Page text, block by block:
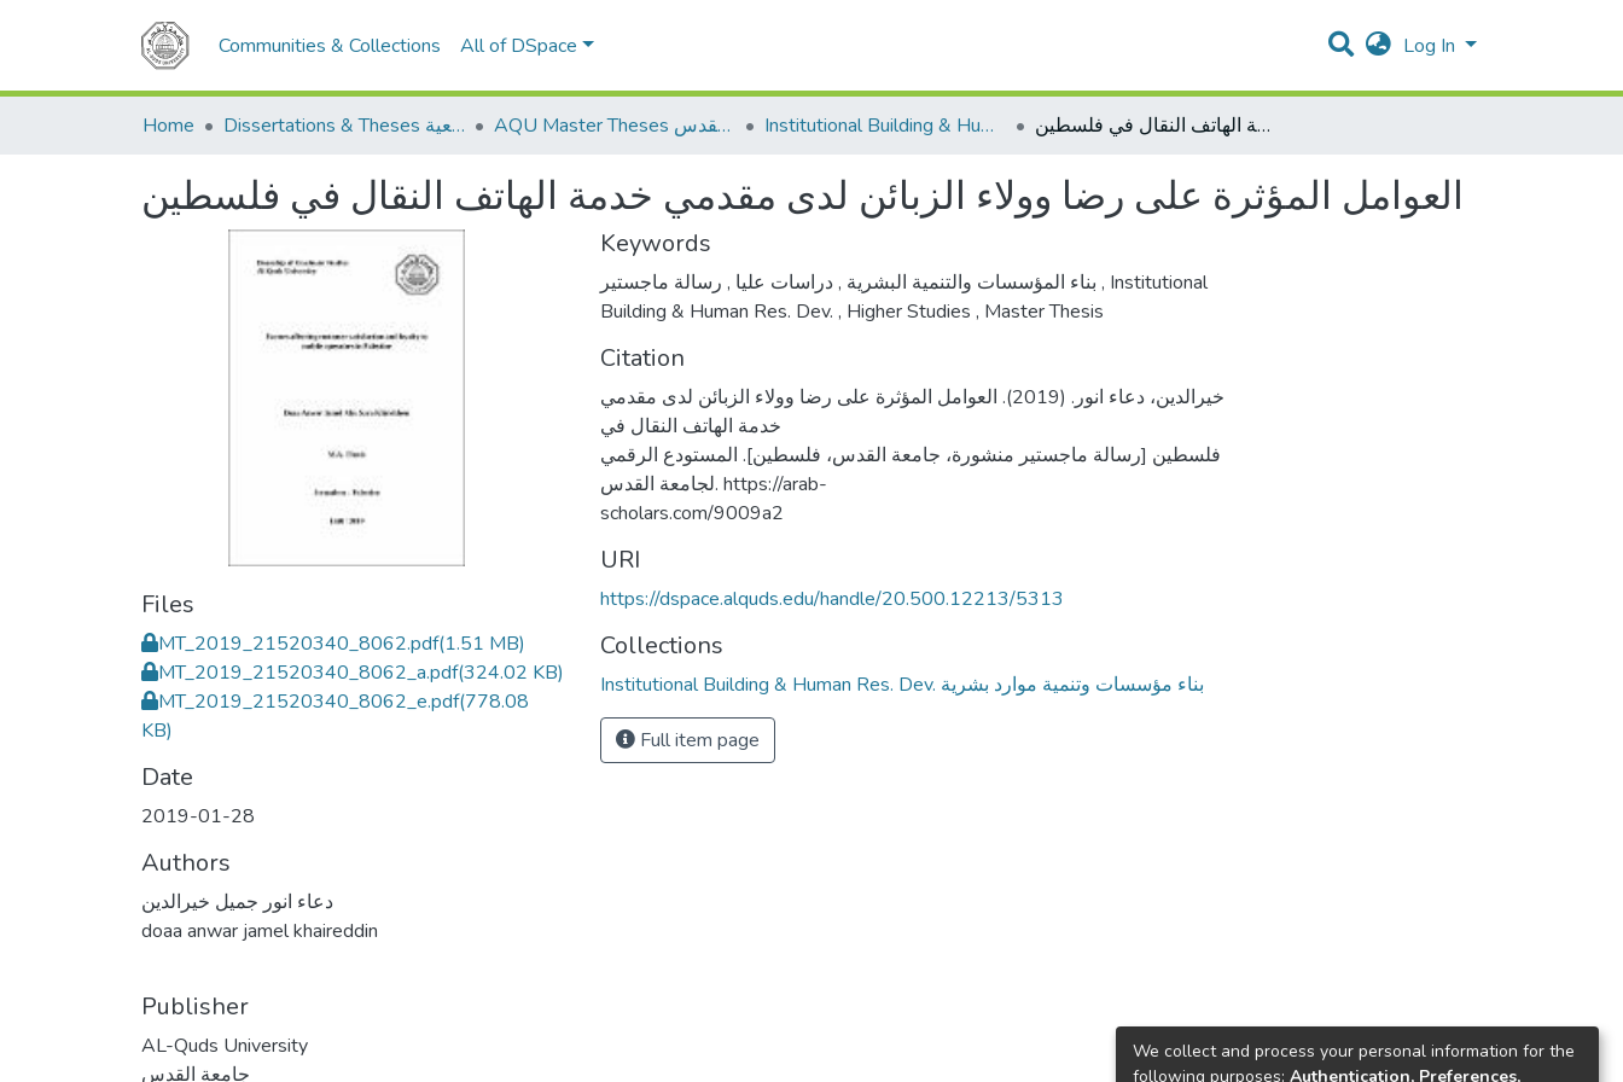
Communities & Collections All of DSpace Log In
Home Dissertations & Theses الرسائل الجامعية AQU Master Theses الرسائل الجامعية الخاصة بجامعة القدس Institutional Building & Human Res. Dev. بناء مؤسسات وتنمية موارد بشرية العوامل المؤثرة على رضا وولاء الزبائن لدى مقدمي خدمة الهاتف النقال في فلسطين
العوامل المؤثرة على رضا وولاء الزبائن لدى مقدمي خدمة الهاتف النقال في فلسطين
Files
MT_2019_21520340_8062.pdf(1.51 MB)
MT_2019_21520340_8062_a.pdf(324.02 KB)
MT_2019_21520340_8062_e.pdf(778.08
KB)
Date
2019-01-28
Authors
دعاء انور جميل خيرالدين
doaa anwar jamel khaireddin
Publisher
AL-Quds University
جامعة القدس
Keywords
بناء المؤسسات والتنمية البشرية ,دراسات عليا , , Institutional
Building & Human Res. Dev. , Higher Studies , Master Thesis
Citation
خيرالدين، دعاء انور. (2019). العوامل المؤثرة على رضا وولاء الزبائن لدى مقدمي
خدمة الهاتف النقال في
فلسطين [رسالة ماجستير منشورة، جامعة القدس، فلسطين]. المستودع الرقمي
لجامعة القدس. https://arab-
scholars.com/9009a2
URI
https://dspace.alquds.edu/handle/20.500.12213/5313
Collections
Institutional Building & Human Res. Dev. بناء مؤسسات وتنمية موارد بشرية
Full item page
We collect and process your personal information for the
following purposes: Authentication, Preferences,